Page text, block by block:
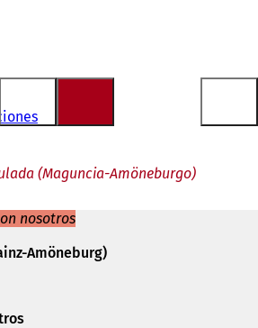
(Maguncia-Amöneburgo)
nosotros
Amöneburg)